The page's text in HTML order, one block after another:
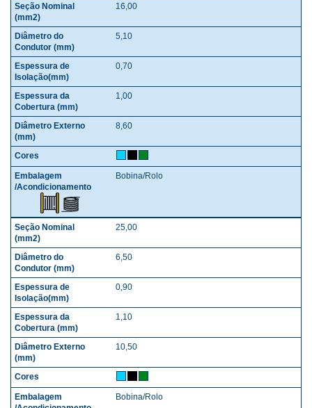
16,00
5,10
0,70
1,00
8,60
Bobina/Rolo
25,00
6,50
0,90
1,10
10,50
Bobina/Rolo